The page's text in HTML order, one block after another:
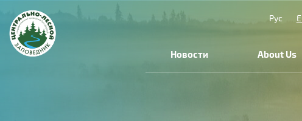
Рус
Новости About Us